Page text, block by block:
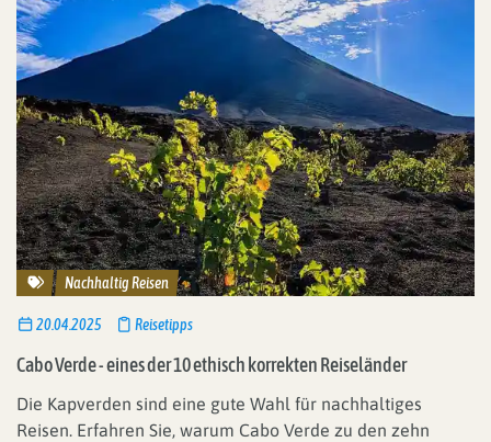
Cabo Verde - eines der 10 ethisch korrekten Reiseländer
Die Kapverden sind eine gute Wahl für nachhaltiges
Reisen. Erfahren Sie, warum Cabo Verde zu den zehn
20.04.2025 Reisetipps
ReisethemenNachhaltig Reisen